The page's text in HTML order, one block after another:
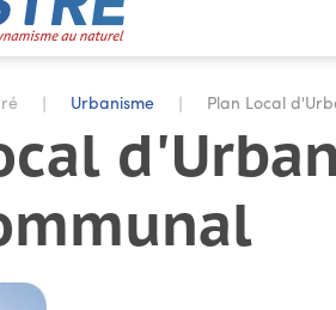
Urbanisme Plan Local